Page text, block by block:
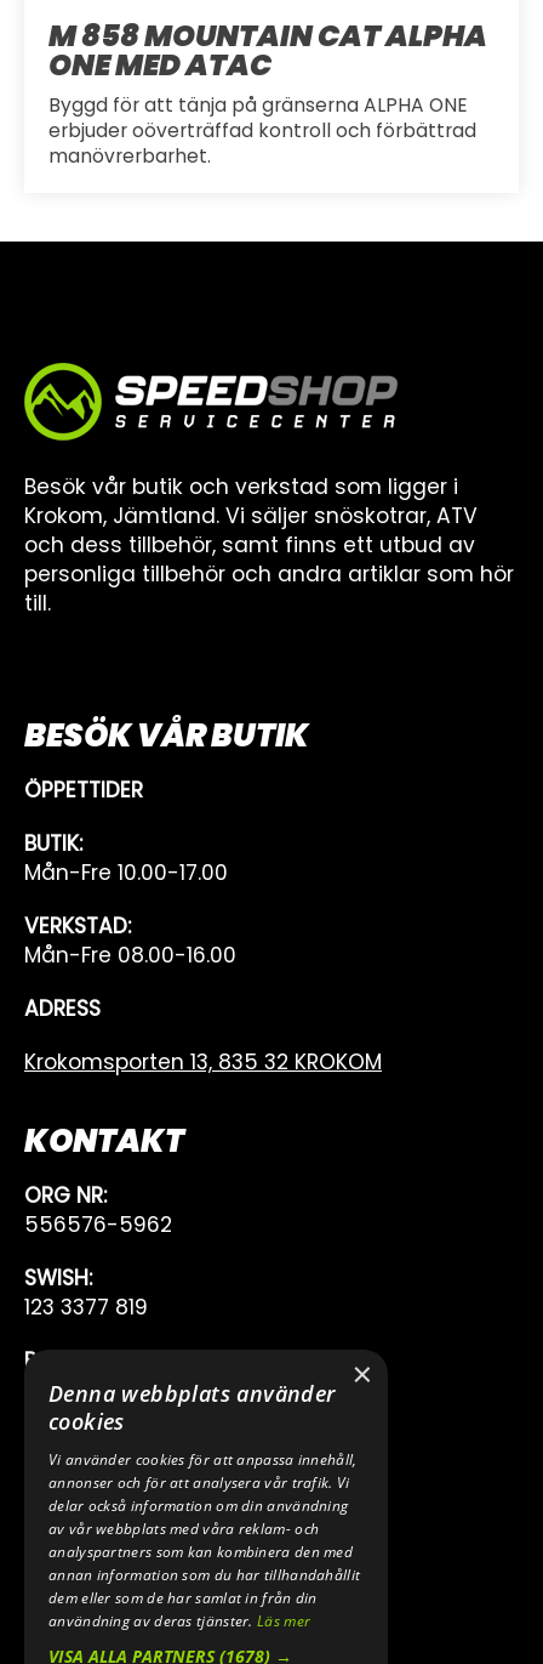
M 858 MOUNTAIN CAT ALPHA
ONE MED ATAC
Byggd för att tänja på gränserna ALPHA ONE
erbjuder oöverträffad kontroll och förbättrad
manövrerbarhet.
Besök vår butik och verkstad som ligger i
Krokom, Jämtland. Vi säljer snöskotrar, ATV
och dess tillbehör, samt finns ett utbud av
personliga tillbehör och andra artiklar som hör
till.
BESÖK VÅR BUTIK
ÖPPETTIDER
BUTIK:
Mån-Fre 10.00-17.00
VERKSTAD:
Mån-Fre 08.00-16.00
ADRESS
Krokomsporten 13, 835 32 KROKOM
KONTAKT
ORG NR:
556576-5962
SWISH:
123 3377 819
BANKGIRO:
222-7353
0640 200 50
E-POST:
INFO@SPEEDSHOPEN.SE
ÅNGRA MITT KÖP
×
Denna webbplats använder
cookies
Vi använder cookies för att anpassa innehåll,
annonser och för att analysera vår trafik. Vi
delar också information om din användning
av vår webbplats med våra reklam- och
analyspartners som kan kombinera den med
annan information som du har tillhandahållit
dem eller som de har samlat in från din
användning av deras tjänster.Läs mer
VISA ALLA PARTNERS(1678) →